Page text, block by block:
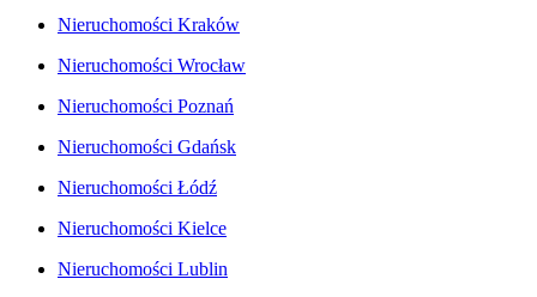
Nieruchomości Kraków
Nieruchomości Wrocław
Nieruchomości Poznań
Nieruchomości Gdańsk
Nieruchomości Łódź
Nieruchomości Kielce
Nieruchomości Lublin